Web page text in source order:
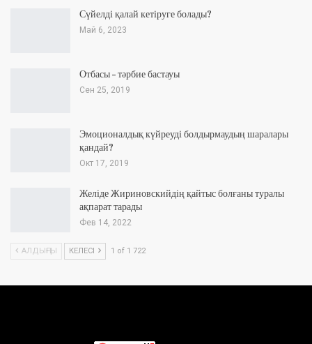
Сүйелді қалай кетіруге болады?
Май 6, 2023
Отбасы – тәрбие бастауы
Сен 25, 2019
Эмоционалдық күйреуді болдырмаудың шаралары
қандай?
Окт 17, 2019
Желіде Жириновскийдің қайтыс болғаны туралы
ақпарат тарады
Фев 14, 2022
АЛДЫҢҒЫ КЕЛЕСІ 1 of 1 722